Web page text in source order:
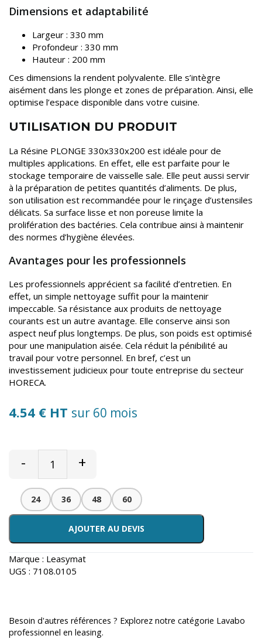
Dimensions et adaptabilité
Largeur : 330 mm
Profondeur : 330 mm
Hauteur : 200 mm
Ces dimensions la rendent polyvalente. Elle s’intègre
aisément dans les plonge et zones de préparation. Ainsi, elle
optimise l’espace disponible dans votre cuisine.
UTILISATION DU PRODUIT
La Résine PLONGE 330x330x200 est idéale pour de
multiples applications. En effet, elle est parfaite pour le
stockage temporaire de vaisselle sale. Elle peut aussi servir
à la préparation de petites quantités d’aliments. De plus,
son utilisation est recommandée pour le rinçage d’ustensiles
délicats. Sa surface lisse et non poreuse limite la
prolifération des bactéries. Cela contribue ainsi à maintenir
des normes d’hygiène élevées.
Avantages pour les professionnels
Les professionnels apprécient sa facilité d’entretien. En
effet, un simple nettoyage suffit pour la maintenir
impeccable. Sa résistance aux produits de nettoyage
courants est un autre avantage. Elle conserve ainsi son
aspect neuf plus longtemps. De plus, son poids est optimisé
pour une manipulation aisée. Cela réduit la pénibilité au
travail pour votre personnel. En bref, c’est un
investissement judicieux pour toute entreprise du secteur
HORECA.
4.54 € HT sur 60 mois
- +
24 36 48 60
AJOUTER AU DEVIS
Marque : Leasymat
UGS : 7108.0105
Besoin d'autres références ? Explorez notre catégorie Lavabo
professionnel en leasing.